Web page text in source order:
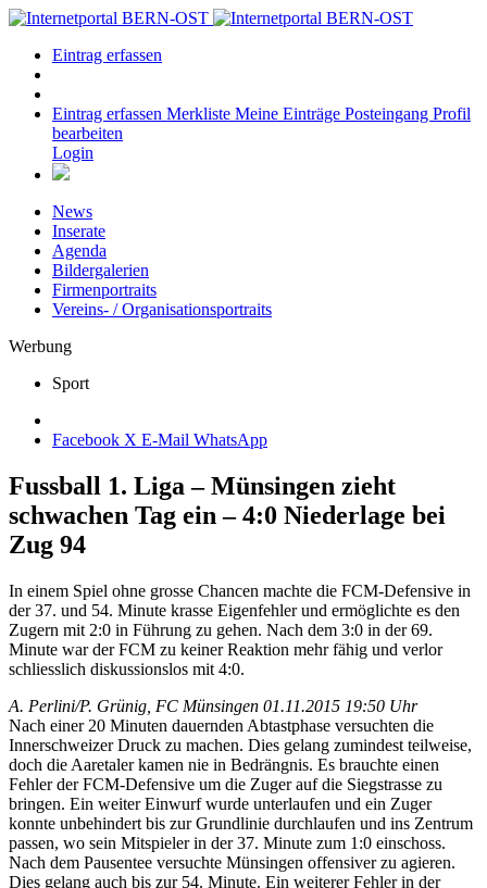
Eintrag erfassen
Eintrag erfassen Merkliste Meine Einträge Posteingang Profil
bearbeiten
Login
News
Inserate
Agenda
Bildergalerien
Firmenportraits
Vereins- / Organisationsportraits
Werbung
Sport
Facebook X E-Mail WhatsApp
Fussball 1. Liga – Münsingen zieht
schwachen Tag ein – 4:0 Niederlage bei
Zug 94
In einem Spiel ohne grosse Chancen machte die FCM-Defensive in
der 37. und 54. Minute krasse Eigenfehler und ermöglichte es den
Zugern mit 2:0 in Führung zu gehen. Nach dem 3:0 in der 69.
Minute war der FCM zu keiner Reaktion mehr fähig und verlor
schliesslich diskussionslos mit 4:0.
A. Perlini/P. Grünig, FC Münsingen 01.11.2015 19:50 Uhr
Nach einer 20 Minuten dauernden Abtastphase versuchten die
Innerschweizer Druck zu machen. Dies gelang zumindest teilweise,
doch die Aaretaler kamen nie in Bedrängnis. Es brauchte einen
Fehler der FCM-Defensive um die Zuger auf die Siegstrasse zu
bringen. Ein weiter Einwurf wurde unterlaufen und ein Zuger
konnte unbehindert bis zur Grundlinie durchlaufen und ins Zentrum
passen, wo sein Mitspieler in der 37. Minute zum 1:0 einschoss.
Nach dem Pausentee versuchte Münsingen offensiver zu agieren.
Dies gelang auch bis zur 54. Minute. Ein weiterer Fehler in der